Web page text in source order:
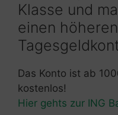
Klasse und
einen
Das Konto ist ab
kostenlos!
Hier gehts zur ING